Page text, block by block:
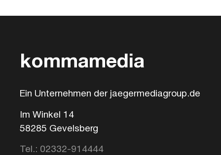
kommamedia
Ein Unternehmen der jaegermediagroup.de
Im Winkel 14
58285 Gevelsberg
Tel.: 02332-914444